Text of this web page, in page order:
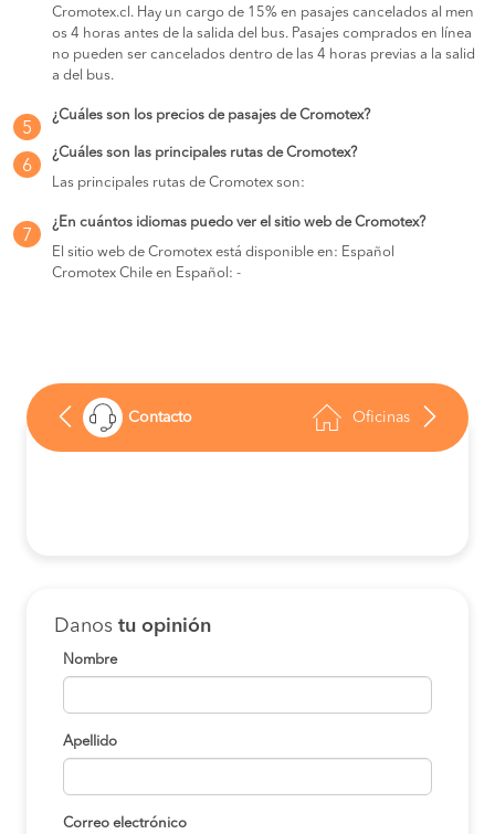
Cromotex.cl. Hay un cargo de 15% en pasajes cancelados al men
os 4 horas antes de la salida del bus. Pasajes comprados en línea
no pueden ser cancelados dentro de las 4 horas previas a la salid
a del bus.
5
¿Cuáles son los precios de pasajes de Cromotex?
6
¿Cuáles son las principales rutas de Cromotex?
Las principales rutas de Cromotex son:
7
¿En cuántos idiomas puedo ver el sitio web de Cromotex?
El sitio web de Cromotex está disponible en: Español
Cromotex Chile en Español: -
Contacto Oficinas
Danos tu opinión
Nombre
Apellido
Correo electrónico